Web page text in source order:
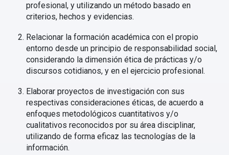
profesional, y utilizando un método basado en
criterios, hechos y evidencias.
Relacionar la formación académica con el propio
entorno desde un principio de responsabilidad social,
considerando la dimensión ética de prácticas y/o
discursos cotidianos, y en el ejercicio profesional.
Elaborar proyectos de investigación con sus
respectivas consideraciones éticas, de acuerdo a
enfoques metodológicos cuantitativos y/o
cualitativos reconocidos por su área disciplinar,
utilizando de forma eficaz las tecnologías de la
información.